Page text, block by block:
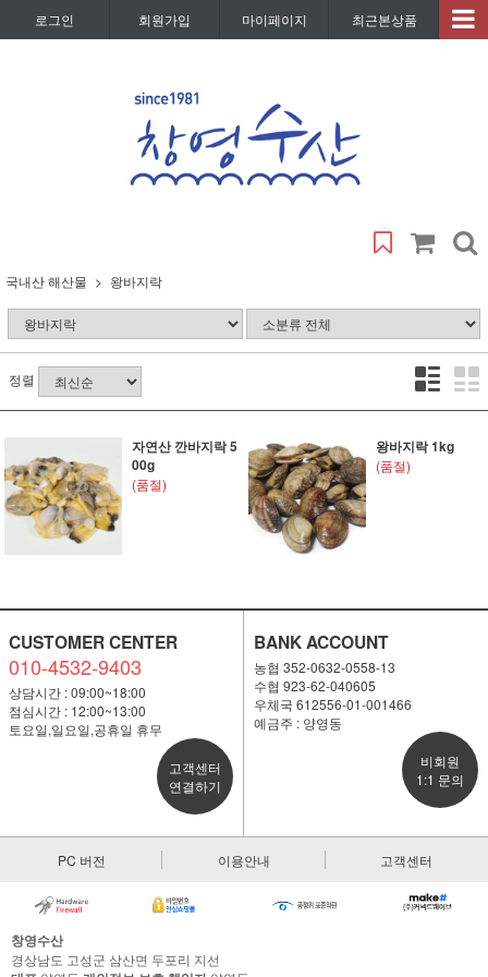
로그인 회원가입 마이페이지 최근본상품
국내산 해산물 왕바지락
정렬
자연산 깐바지락 5
00g
(품절)
왕바지락 1kg
(품절)
CUSTOMER CENTER
010-4532-9403
상담시간 : 09:00~18:00
점심시간 : 12:00~13:00
토요일,일요일,공휴일 휴무
고객센터
연결하기
BANK ACCOUNT
농협 352-0632-0558-13
수협 923-62-040605
우체국 612556-01-001466
예금주 : 양영동
비회원
1:1 문의
PC 버전 이용안내 고객센터
창영수산
경상남도 고성군 삼산면 두포리 지선